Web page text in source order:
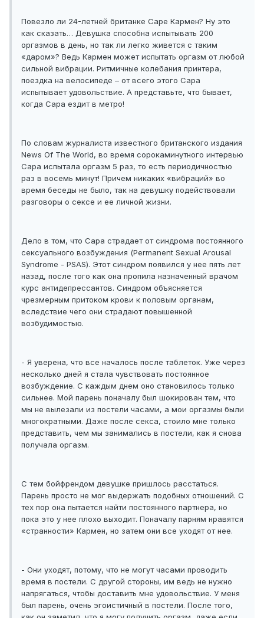
Повезло ли 24-летней британке Саре Кармен? Ну это
как сказать… Девушка способна испытывать 200
оргазмов в день, но так ли легко живется с таким
«даром»? Ведь Кармен может испытать оргазм от любой
сильной вибрации. Ритмичные колебания принтера,
поездка на велосипеде – от всего этого Сара
испытывает удовольствие. А представьте, что бывает,
когда Сара ездит в метро!
По словам журналиста известного британского издания
News Of The World, во время сорокаминутного интервью
Сара испытала оргазм 5 раз, то есть периодичностью
раз в восемь минут! Причем никаких «вибраций» во
время беседы не было, так на девушку подействовали
разговоры о сексе и ее личной жизни.
Дело в том, что Сара страдает от синдрома постоянного
сексуального возбуждения (Permanent Sexual Arousal
Syndrome - PSAS). Этот синдром появился у нее пять лет
назад, после того как она пропила назначенный врачом
курс антидепрессантов. Синдром объясняется
чрезмерным притоком крови к половым органам,
вследствие чего они страдают повышенной
возбудимостью.
- Я уверена, что все началось после таблеток. Уже через
несколько дней я стала чувствовать постоянное
возбуждение. С каждым днем оно становилось только
сильнее. Мой парень поначалу был шокирован тем, что
мы не вылезали из постели часами, а мои оргазмы были
многократными. Даже после секса, стоило мне только
представить, чем мы занимались в постели, как я снова
получала оргазм.
С тем бойфрендом девушке пришлось расстаться.
Парень просто не мог выдержать подобных отношений. С
тех пор она пытается найти постоянного партнера, но
пока это у нее плохо выходит. Поначалу парням нравятся
«странности» Кармен, но затем они все уходят от нее.
- Они уходят, потому, что не могут часами проводить
время в постели. С другой стороны, им ведь не нужно
напрягаться, чтобы доставить мне удовольствие. У меня
был парень, очень эгоистичный в постели. После того,